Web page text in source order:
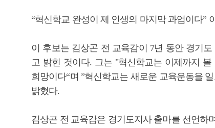
“혁신학교 완성이 제 인생의 마지막 과업이다”
이 후보는 김상곤 전 교육감이 7년 동안 경기
고 밝힌 것이다. 그는 "혁신학교는 이제까지
희망이다“며 ”혁신학교는 새로운 교육운동을
밝혔다.
김상곤 전 교육감은 경기도지사 출마를 선언하